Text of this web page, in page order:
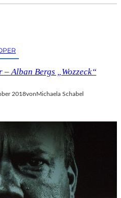
Alban Bergs „Wozzeck“
2018vonMichaela Schabel